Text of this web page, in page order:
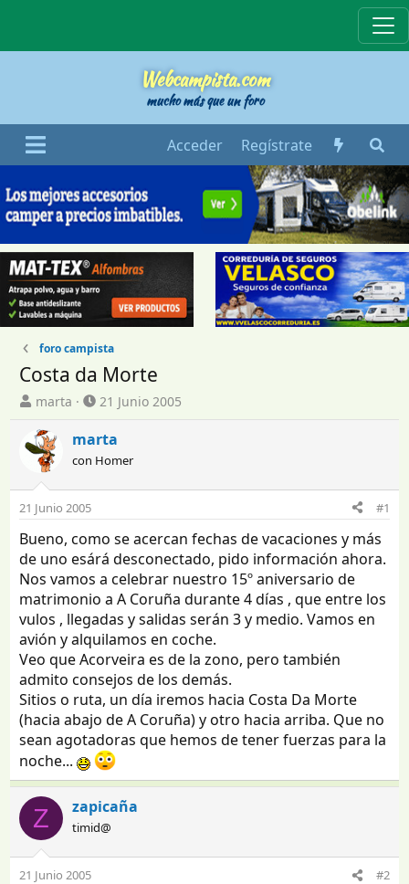
Webcampista.com
mucho más que un foro
Acceder Regístrate
foro campista
Costa da Morte
I
n
i
c
a
d
o
r
d
e
t
e
m
a
marta
F
e
c
a
d
i
n
i
c
o
21 Junio 2005
marta
con Homer
21 Junio 2005 #1
Bueno, como se acercan fechas de vacaciones y más
de uno esárá desconectado, pido información ahora.
Nos vamos a celebrar nuestro 15º aniversario de
matrimonio a A Coruña durante 4 días , que entre los
vulos , llegadas y salidas serán 3 y medio. Vamos en
avión y alquilamos en coche.
Veo que Acorveira es de la zono, pero también
admito consejos de los demás.
Sitios o ruta, un día iremos hacia Costa Da Morte
(hacia abajo de A Coruña) y otro hacia arriba. Que no
sean agotadoras que hemos de tener fuerzas para la
noche...
Z zapicaña
timid@
21 Junio 2005 #2